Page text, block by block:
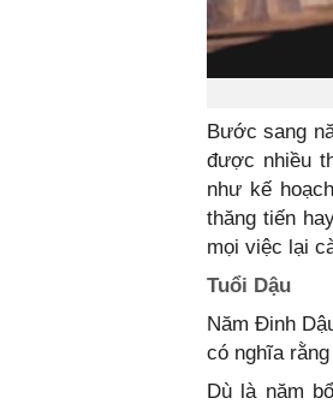
Bước sang
được nhiều
như kế
thăng tiến
mọi việc lại
Tuổi Dậu
Năm Đinh
có nghĩa
Dù là năm